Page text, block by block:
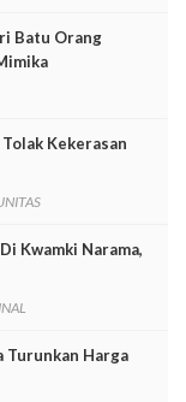
Batu Orang
Kekerasan
Kwamki Narama,
Turunkan Harga